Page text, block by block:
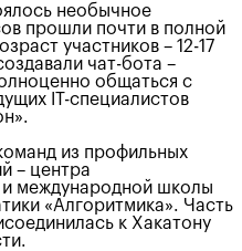
необычное
прошли почти в полной
участников – 12-17
чат-бота –
общаться с
IT-специалистов
из профильных
– центра
и международной школы
«Алгоритмика». Часть
к Хакатону